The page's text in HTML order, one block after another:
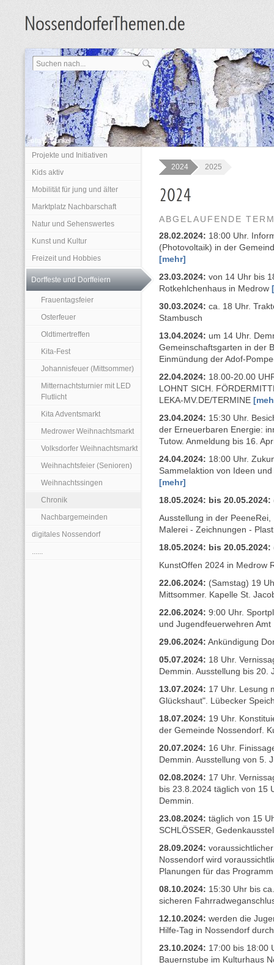
Projekte und Initiativen
Kids aktiv
Mobilität für jung und älter
Marktplatz Nachbarschaft
Natur und Sehenswertes
Kunst und Kultur
Freizeit und Hobbies
Dorffeste und Dorffeiern
Frauentagsfeier
Osterfeuer
Oldtimertreffen
Kita-Fest
Johannisfeuer (Mittsommer)
Mitternachtsturnier mit LED
Flutlicht
Kita Adventsmarkt
Medrower Weihnachtsmarkt
Volksdorfer Weihnachtsmarkt
Weihnachtsfeier (Senioren)
Weihnachtssingen
Chronik
Nachbargemeinden
digitales Nossendorf
......
2024 2025
ABGELAUFENDE
28.02.2024: 18:00 Uhr.
(Photovoltaik) in der
[mehr]
23.03.2024: von 14 Uhr bis
Rotkehlchenhaus in Medrow
30.03.2024: ca. 18 Uhr.
Stambusch
13.04.2024: um 14 Uhr.
Gemeinschaftsgarten in der
Einmündung der Adof-
22.04.2024: 18.00-20.00
LOHNT SICH.
LEKA-MV.DE/TERMINE
23.04.2024: 15:30 Uhr.
der Erneuerbaren Energie:
Tutow. Anmeldung bis 16.
24.04.2024: 18:00 Uhr.
Sammelaktion von Ideen
[mehr]
18.05.2024: bis
Ausstellung in der
Malerei - Zeichnungen -
18.05.2024: bis
KunstOffen 2024 in Medrow
22.06.2024: (Samstag) 19
Mittsommer. Kapelle St.
22.06.2024: 9:00 Uhr.
und Jugendfeuerwehren
29.06.2024: Ankündigung
05.07.2024: 18 Uhr.
Demmin. Ausstellung bis 20.
13.07.2024: 17 Uhr. Lesung
Glückshaut". Lübecker
18.07.2024: 19 Uhr.
der Gemeinde Nossendorf.
20.07.2024: 16 Uhr.
Demmin. Ausstellung von 5.
02.08.2024: 17 Uhr.
bis 23.8.2024 täglich von 15
Demmin.
23.08.2024: täglich von 15
SCHLÖSSER,
28.09.2024:
Nossendorf wird
Planungen für das
08.10.2024: 15:30 Uhr bis
sicheren
12.10.2024: werden die
Hilfe-Tag in Nossendorf
23.10.2024: 17:00 bis 18:00
Bauernstube im Kulturhaus